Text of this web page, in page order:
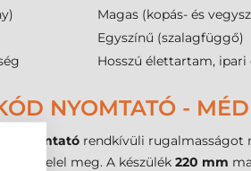
Magas (kopás- és
Egyszínű (szalagfüggő)
Hosszú élettartam, ipari
NYOMTATÓ -
rendkívüli rugalmasságot
felel meg. A készülék 220 mm